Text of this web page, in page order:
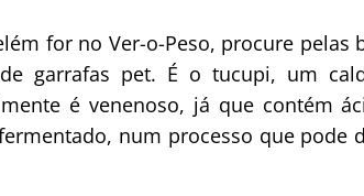
for no Ver-o-Peso, procure pelas
garrafas pet. É o tucupi, um
é venenoso, já que contém
num processo que pode